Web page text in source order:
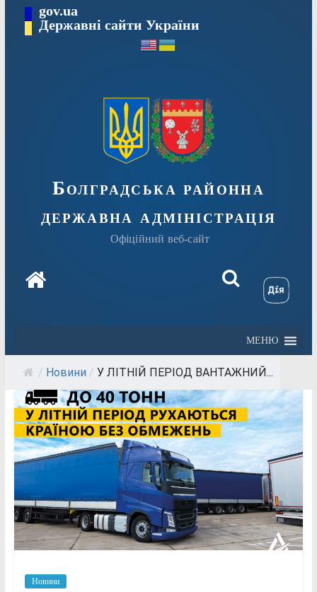
Перейтиgov.ua
Державні сайти України
Болградська районна
державна адміністрація
Офіційний веб-сайт
МЕНЮ
/ Новини / У ЛІТНІЙ ПЕРІОД ВАНТАЖНИЙ...
Новини